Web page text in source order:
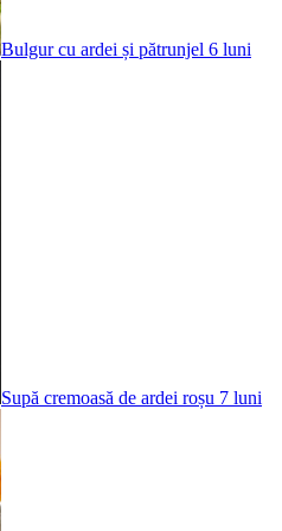
Bulgur cu ardei și pătrunjel 6 luni
Supă cremoasă de ardei roșu 7 luni